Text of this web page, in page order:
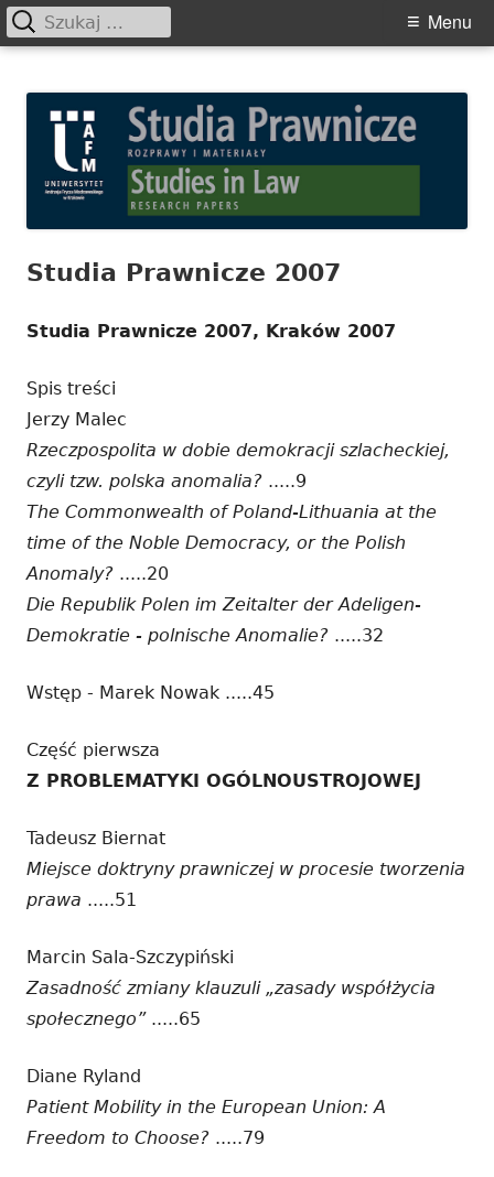
content
Materiały
Primary
Menu
Szukaj:
Studia Prawnicze 2007
Studia Prawnicze 2007, Kraków 2007
Spis treści
Jerzy Malec
Rzeczpospolita w dobie demokracji szlacheckiej,
czyli tzw. polska anomalia? .....9
The Commonwealth of Poland-Lithuania at the
time of the Noble Democracy, or the Polish
Anomaly? .....20
Die Republik Polen im Zeitalter der Adeligen-
Demokratie - polnische Anomalie? .....32
Wstęp - Marek Nowak .....45
Część pierwsza
Z PROBLEMATYKI OGÓLNOUSTROJOWEJ
Tadeusz Biernat
Miejsce doktryny prawniczej w procesie tworzenia
prawa .....51
Marcin Sala-Szczypiński
Zasadność zmiany klauzuli „zasady współżycia
społecznego”.....65
Diane Ryland
Patient Mobility in the European Union: A
Freedom to Choose? .....79